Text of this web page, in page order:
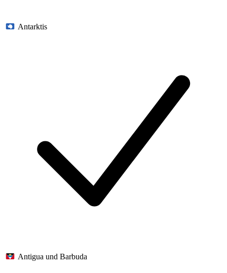
Antarktis
Antigua und Barbuda